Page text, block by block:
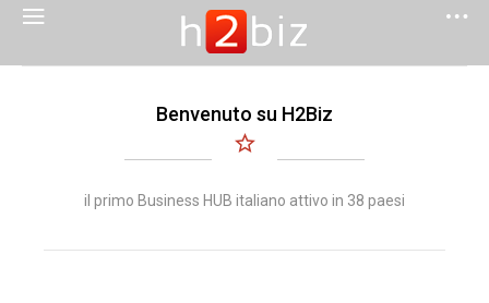
Benvenuto su H2Biz
il primo Business HUB italiano attivo in 38 paesi